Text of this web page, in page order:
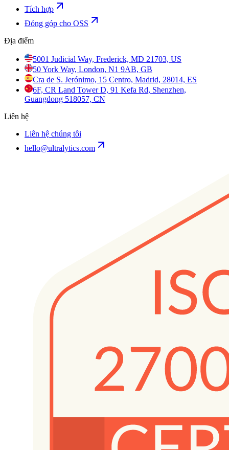
Tích hợp
Đóng góp cho OSS
Địa điểm
5001 Judicial Way, Frederick, MD 21703, US
50 York Way, London, N1 9AB, GB
Cra de S. Jerónimo, 15 Centro, Madrid, 28014, ES
6F, CR Land Tower D, 91 Kefa Rd, Shenzhen,
Guangdong 518057, CN
Liên hệ
Liên hệ chúng tôi
hello@ultralytics.com